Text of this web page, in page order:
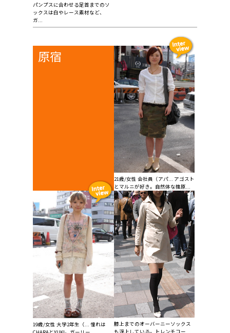
パンプスに合わせる足首までのソ
ックスは白やレース素材など、
ガ...
原宿
21歳/女性 会社員（アパ... アゴスト
とマルニが好き。自然体な篠原...
19歳/女性 大学2年生（... 憧れは
膝上までのオーバーニーソックス
も浮上している。トレンチコー